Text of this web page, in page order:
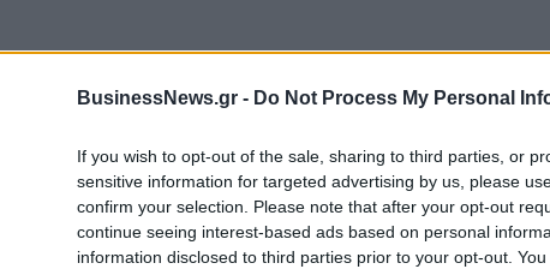
BusinessNews.gr - Do Not Process My Personal
If you wish to opt-out of the sale, sharing to third parties, or
sensitive information for targeted advertising by us, please
confirm your selection. Please note that after your opt-out
continue seeing interest-based ads based on personal
information disclosed to third parties prior to your opt-out.
στις 1.468,01 μονάδες, σημειώνοντας οριακή πτώση
στα 67,69 εκατ. ευρώ, ενώ διακινήθηκαν 14.060.963